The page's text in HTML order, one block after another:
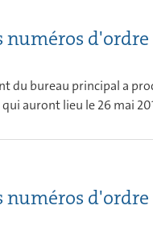
numéros
du bureau principal a
auront lieu le 26 mai
numéros